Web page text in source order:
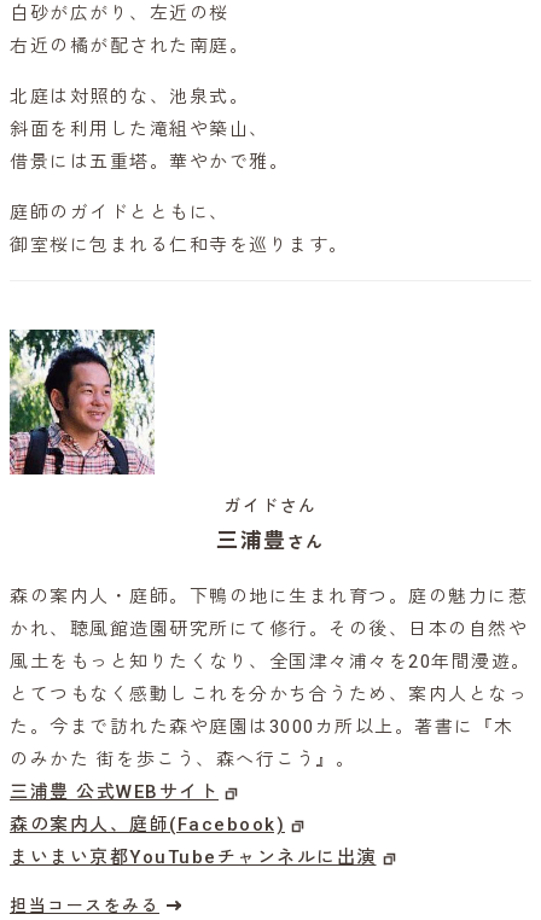
白砂が広がり、左近の桜
右近の橘が配された南庭。
北庭は対照的な、池泉式。
斜面を利用した滝組や築山、
借景には五重塔。華やかで雅。
庭師のガイドとともに、
御室桜に包まれる仁和寺を巡ります。
ガイドさん
三浦豊 さん
森の案内人・庭師。下鴨の地に生まれ育つ。庭の魅力に惹
かれ、聴風館造園研究所にて修行。その後、日本の自然や
風土をもっと知りたくなり、全国津々浦々を20年間漫遊。
とてつもなく感動しこれを分かち合うため、案内人となっ
た。今まで訪れた森や庭園は3000カ所以上。著書に『木
のみかた 街を歩こう、森へ行こう』。
三浦豊 公式WEBサイト
森の案内人、庭師(Facebook)
まいまい京都YouTubeチャンネルに出演
担当コースをみる